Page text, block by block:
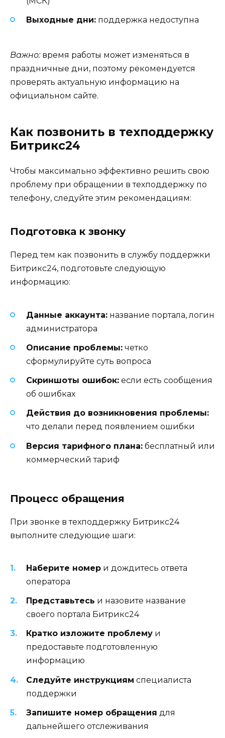
Выходные дни: поддержка недоступна
Важно:время работы может изменяться в
праздничные дни, поэтому рекомендуется
проверять актуальную информацию на
официальном сайте.
Как позвонить в техподдержку
Битрикс24
Чтобы максимально эффективно решить свою
проблему при обращении в техподдержку по
телефону, следуйте этим рекомендациям:
Подготовка к звонку
Перед тем как позвонить в службу поддержки
Битрикс24, подготовьте следующую
информацию:
Данные аккаунта: название портала, логин
администратора
Описание проблемы: четко
сформулируйте суть вопроса
Скриншоты ошибок: если есть сообщения
об ошибках
Действия до возникновения проблемы:
что делали перед появлением ошибки
Версия тарифного плана: бесплатный или
коммерческий тариф
Процесс обращения
При звонке в техподдержку Битрикс24
выполните следующие шаги:
Наберите номер и дождитесь ответа
оператора
Представьтесь и назовите название
своего портала Битрикс24
Кратко изложите проблему и
предоставьте подготовленную
информацию
Следуйте инструкциям специалиста
поддержки
Запишите номер обращения для
дальнейшего отслеживания